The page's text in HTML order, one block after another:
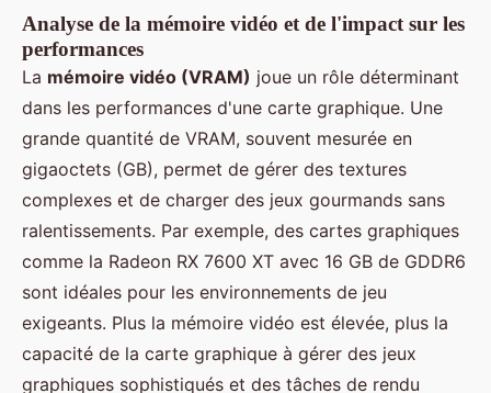
Analyse de la mémoire vidéo et de l'impact sur les
performances
La mémoire vidéo (VRAM) joue un rôle déterminant
dans les performances d'une carte graphique. Une
grande quantité de VRAM, souvent mesurée en
gigaoctets (GB), permet de gérer des textures
complexes et de charger des jeux gourmands sans
ralentissements. Par exemple, des cartes graphiques
comme la Radeon RX 7600 XT avec 16 GB de GDDR6
sont idéales pour les environnements de jeu
exigeants. Plus la mémoire vidéo est élevée, plus la
capacité de la carte graphique à gérer des jeux
graphiques sophistiqués et des tâches de rendu